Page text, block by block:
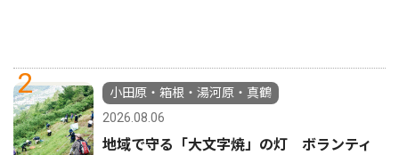
2
小田原・箱根・湯河原・真鶴
2026.08.06
地域で守る「大文字焼」の灯 ボランティ